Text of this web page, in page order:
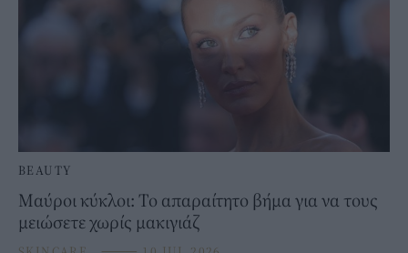
BEAUTY
Μαύροι κύκλοι: Το απαραίτητο βήμα για να τους
μειώσετε χωρίς μακιγιάζ